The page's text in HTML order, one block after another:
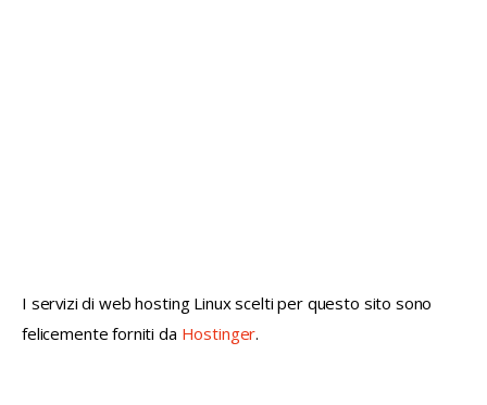
I servizi di web hosting Linux scelti per questo sito sono
felicemente forniti da Hostinger.